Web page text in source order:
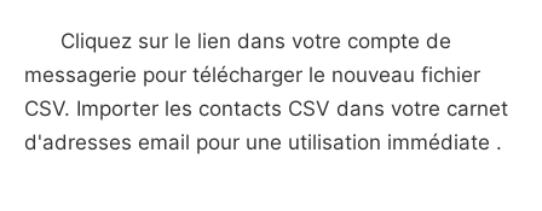
Cliquez sur le lien dans votre compte de
messagerie pour télécharger le nouveau fichier
CSV. Importer les contacts CSV dans votre carnet
d'adresses email pour une utilisation immédiate .